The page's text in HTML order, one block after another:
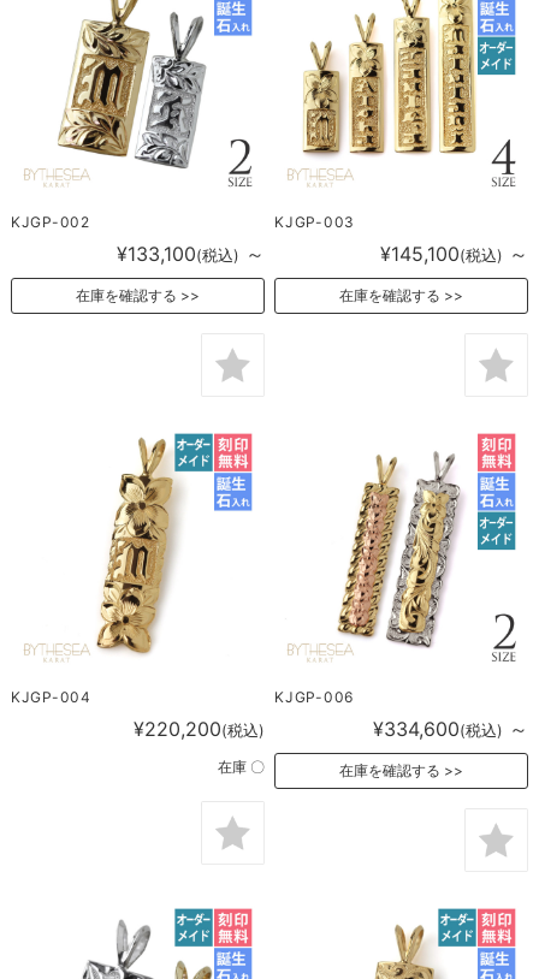
KJGP-002
¥133,100(税込) ～
在庫を確認する
KJGP-003
¥145,100(税込) ～
在庫を確認する
KJGP-004
¥220,200(税込)
在庫 〇
KJGP-006
¥334,600(税込) ～
在庫を確認する